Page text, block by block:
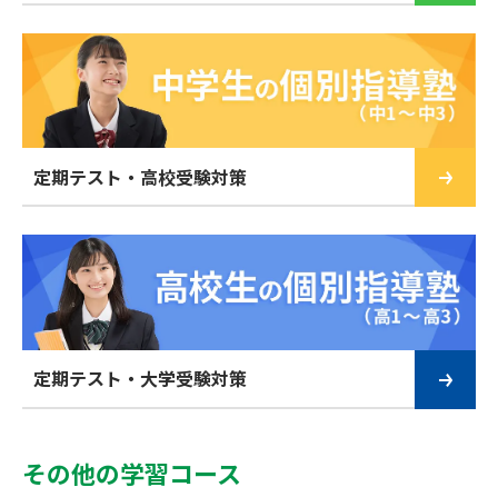
定期テスト・高校受験対策
定期テスト・大学受験対策
その他の学習コース